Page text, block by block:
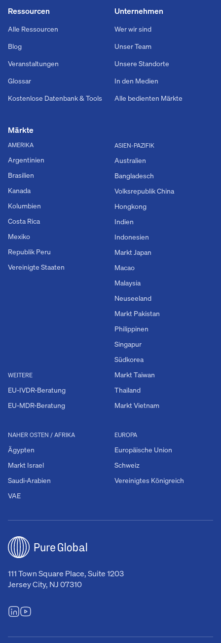
111 Town Square Place, Suite 1203
Jersey City, NJ 07310
Ressourcen
Alle Ressourcen
Blog
Veranstaltungen
Glossar
Kostenlose Datenbank & Tools
Unternehmen
Wer wir sind
Unser Team
Unsere Standorte
In den Medien
Alle bedienten Märkte
Märkte
AMERIKA
Argentinien
Brasilien
Kanada
Kolumbien
Costa Rica
Mexiko
Republik Peru
Vereinigte Staaten
WEITERE
EU-IVDR-Beratung
EU-MDR-Beratung
EUROPA
Europäische Union
Schweiz
Vereinigtes Königreich
NAHER OSTEN / AFRIKA
Ägypten
Markt Israel
Saudi-Arabien
VAE
ASIEN-PAZIFIK
Australien
Bangladesch
Volksrepublik China
Hongkong
Indien
Indonesien
Markt Japan
Macao
Malaysia
Neuseeland
Markt Pakistan
Philippinen
Singapur
Südkorea
Markt Taiwan
Thailand
Markt Vietnam